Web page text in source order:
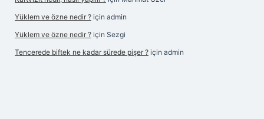
Yüklem ve özne nedir ? için admin
Yüklem ve özne nedir ? için Sezgi
Tencerede biftek ne kadar sürede pişer ? için admin